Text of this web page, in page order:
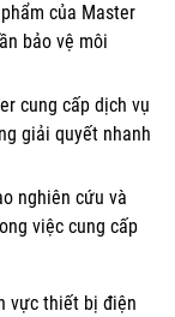
của Master
bảo vệ môi
cung cấp dịch vụ
giải quyết nhanh
nghiên cứu và
việc cung cấp
vực thiết bị điện